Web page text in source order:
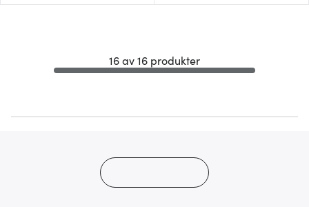
16 av 16 produkter